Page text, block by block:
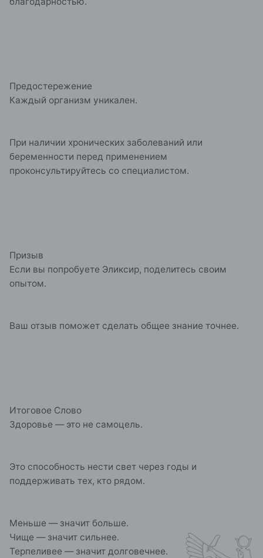
Предостережение
Каждый организм уникален.
При наличии хронических заболеваний или
беременности перед применением
проконсультируйтесь со специалистом.
Призыв
Если вы попробуете Эликсир, поделитесь своим
опытом.
Ваш отзыв поможет сделать общее знание точнее.
Итоговое Слово
Здоровье — это не самоцель.
Это способность нести свет через годы и
поддерживать тех, кто рядом.
Меньше — значит больше.
Чище — значит сильнее.
Терпеливее — значит долговечнее.